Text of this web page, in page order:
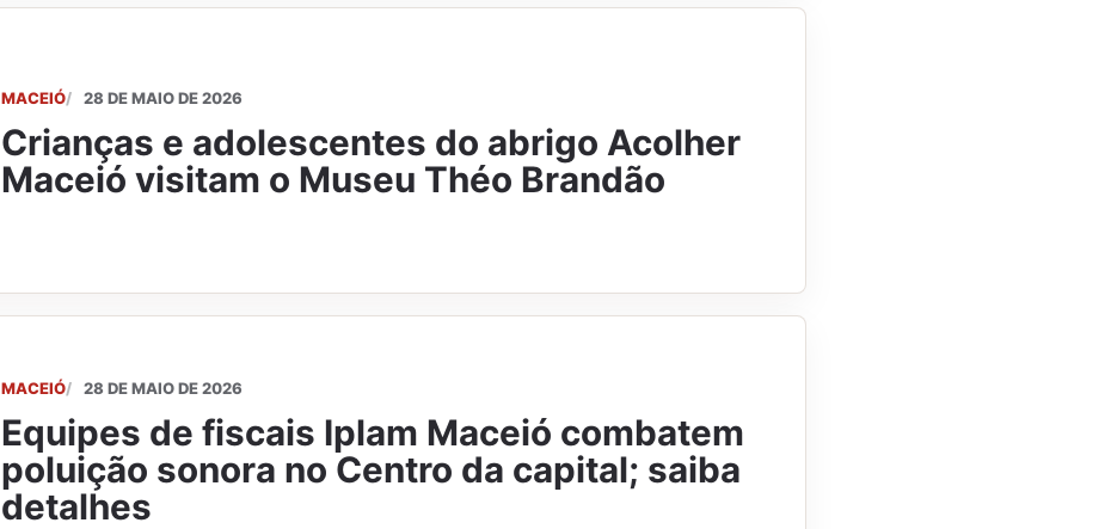
MACEIÓ 28 DE MAIO DE 2026
Crianças e adolescentes do abrigo Acolher
Maceió visitam o Museu Théo Brandão
MACEIÓ 28 DE MAIO DE 2026
Equipes de fiscais Iplam Maceió combatem
poluição sonora no Centro da capital; saiba
detalhes